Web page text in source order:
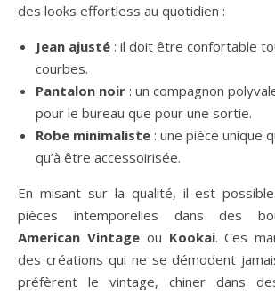
des looks effortless au quotidien :
Jean ajusté : il doit être confortable
courbes.
Pantalon noir : un compagnon
pour le bureau que pour une sortie.
Robe minimaliste : une pièce unique
qu’à être accessoirisée.
En misant sur la qualité, il est
pièces intemporelles dans des
American Vintageou Kookai. Ces
des créations qui ne se démodent
préfèrent le vintage, chiner dans